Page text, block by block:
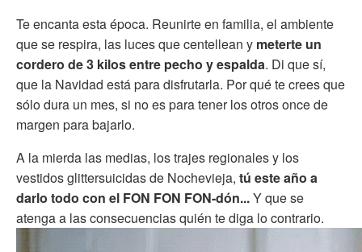
Te encanta esta época. Reunirte en familia, el ambiente
que se respira, las luces que centellean y meterte un
cordero de 3 kilos entre pecho y espalda. Di que sí,
que la Navidad está para disfrutarla. Por qué te crees que
sólo dura un mes, si no es para tener los otros once de
margen para bajarlo.
A la mierda las medias, los trajes regionales y los
vestidos glittersuicidas de Nochevieja, tú este año a
darlo todo con el FON FON FON-dón...Y que se
atenga a las consecuencias quién te diga lo contrario.